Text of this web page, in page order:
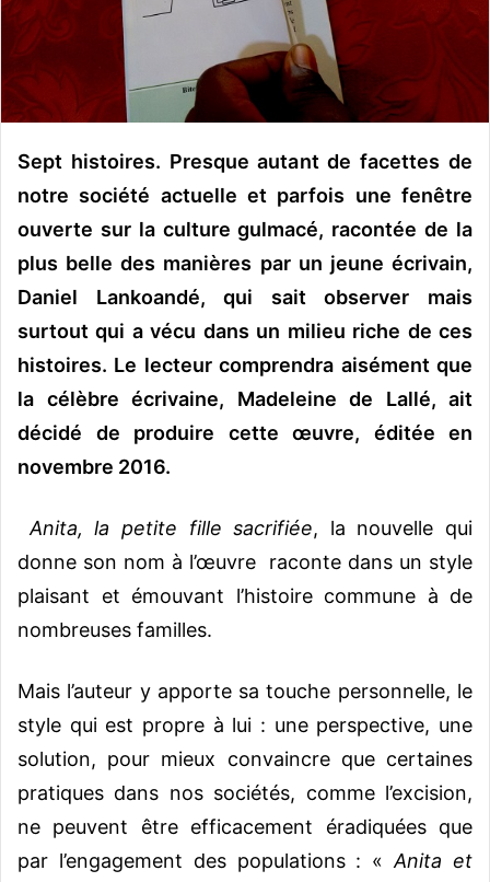
i
Sept histoires. Presque autant de facettes de
notre société actuelle et parfois une fenêtre
ouverte sur la culture gulmacé, racontée de la
plus belle des manières par un jeune écrivain,
Daniel Lankoandé, qui sait observer mais
surtout qui a vécu dans un milieu riche de ces
histoires. Le lecteur comprendra aisément que
la célèbre écrivaine, Madeleine de Lallé, ait
décidé de produire cette œuvre, éditée en
novembre 2016.
Anita, la petite fille sacrifiée, la nouvelle qui
donne son nom à l’œuvre raconte dans un style
plaisant et émouvant l’histoire commune à de
nombreuses familles.
Mais l’auteur y apporte sa touche personnelle, le
style qui est propre à lui : une perspective, une
solution, pour mieux convaincre que certaines
pratiques dans nos sociétés, comme l’excision,
ne peuvent être efficacement éradiquées que
par l’engagement des populations : «Anita et